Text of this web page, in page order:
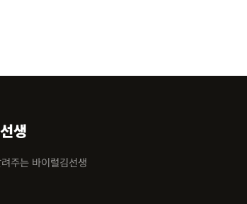
생
주는 바이럴김선생